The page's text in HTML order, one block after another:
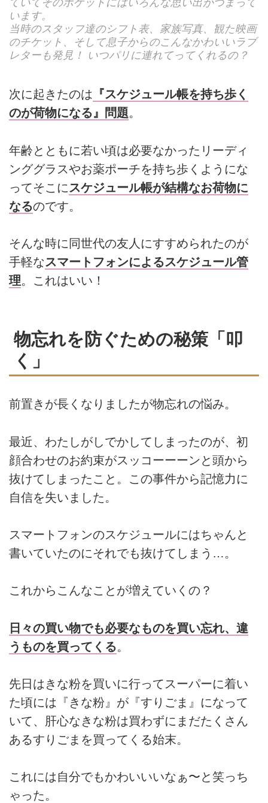
ていてそのポケットにはいろんな思い出がつまって
います。
当時のスタッフ達のシフト表、家族写真、観た映画
のチケット、そして息子からのこんなかわいいラブ
レターも発見！ いつパリに連れてってくれるの？
次に起きたのは 『スケジュール帳を持ち歩く
のが荷物になる』問題。
年齢とともに若い頃は必要なかったリーディ
ンググラスやお薬ポーチを持ち歩くようにな
ってそこにスケジュール帳が結構なお荷物に
なるのです。
そんな時に同世代の友人にすすめられたのが
手軽なスマートフォンによるスケジュール管
理。これはいい！
物忘れを防ぐための秘策「叩
く」
前置きが長くなりましたが物忘れの悩み。
最近、わたしがしでかしてしまったのが、初
顔合わせのお約束がスッコーーーンと頭から
抜けてしまったこと。この事件から記憶力に
自信を失いました。
スマートフォンのスケジュールにはちゃんと
書いていたのにそれでも抜けてしまう…。
これからこんなことが増えていくの？
日々の買い物でも必要なものを買い忘れ、違
うものを買ってくる。
先日はきな粉を買いに行ってスーパーに着い
た頃には『きな粉』が『すりごま』になって
いて、肝心なきな粉は買わずにまだたくさん
あるすりごまを買ってくる始末。
これには自分でもかわいいいなぁ〜と笑っち
ゃった。